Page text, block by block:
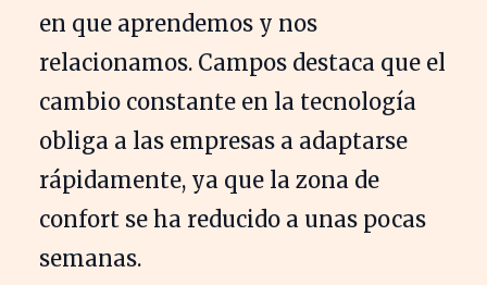
en que aprendemos y nos
relacionamos. Campos destaca que el
cambio constante en la tecnología
obliga a las empresas a adaptarse
rápidamente, ya que la zona de
confort se ha reducido a unas pocas
semanas.